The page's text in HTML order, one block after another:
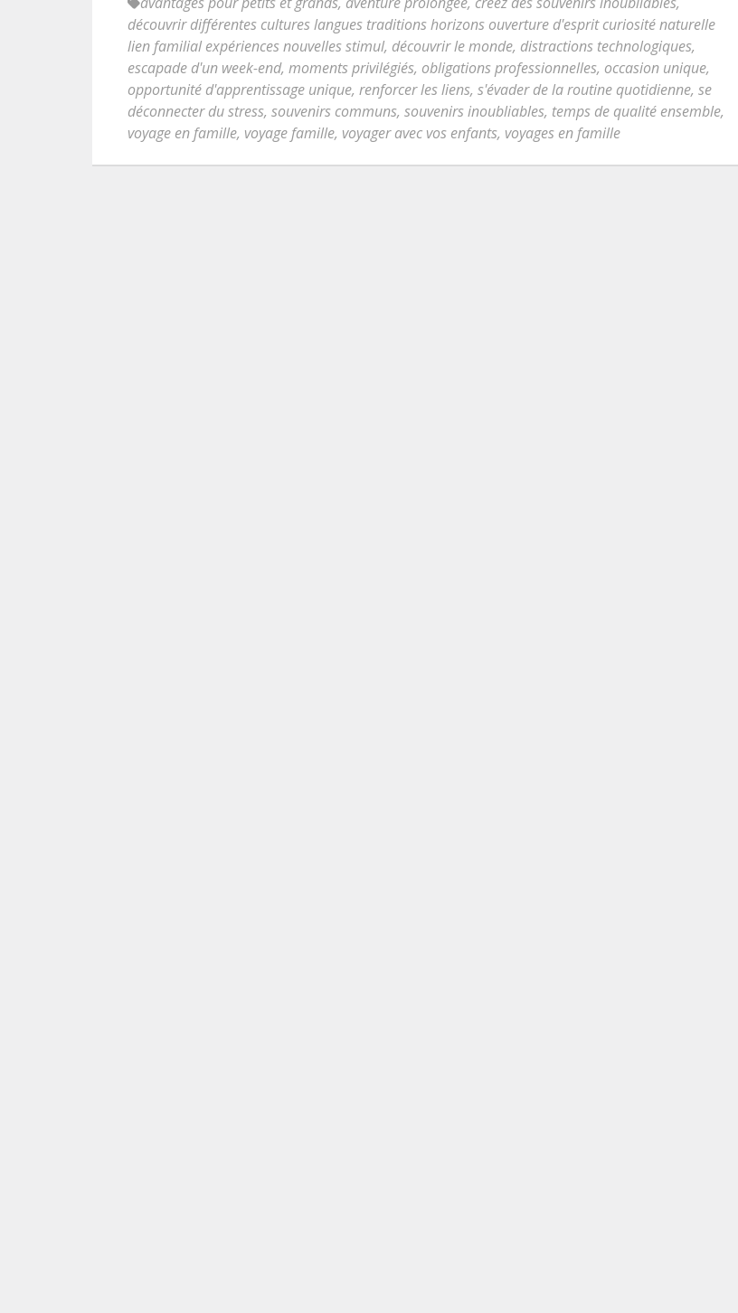
découvrir différentes cultures langues traditions horizons ouverture d'esprit curiosité naturelle
lien familial expériences nouvelles stimul, découvrir le monde, distractions technologiques,
escapade d'un week-end, moments privilégiés, obligations professionnelles, occasion unique,
opportunité d'apprentissage unique, renforcer les liens, s'évader de la routine quotidienne, se
déconnecter du stress, souvenirs communs, souvenirs inoubliables, temps de qualité ensemble,
voyage en famille, voyage famille, voyager avec vos enfants, voyages en famille